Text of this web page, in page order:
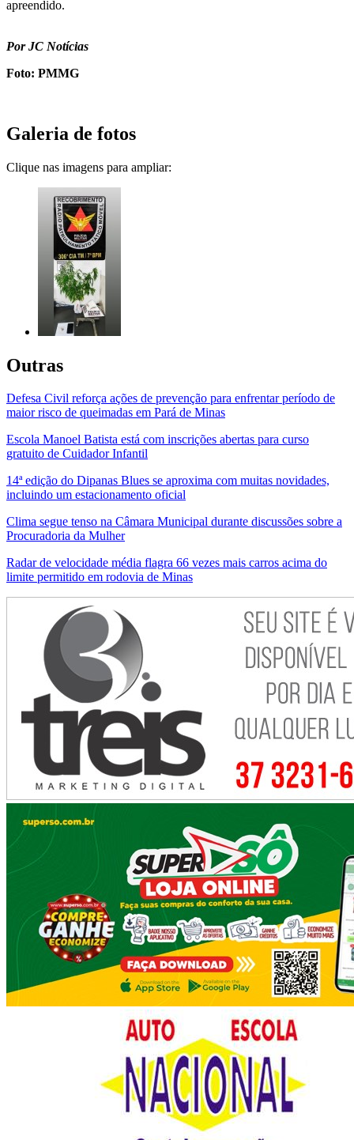
apreendido.
Por JC Notícias
Foto: PMMG
Galeria de fotos
Clique nas imagens para ampliar:
Outras
Defesa Civil reforça ações de prevenção para enfrentar período de
maior risco de queimadas em Pará de Minas
Escola Manoel Batista está com inscrições abertas para curso
gratuito de Cuidador Infantil
14ª edição do Dipanas Blues se aproxima com muitas novidades,
incluindo um estacionamento oficial
Clima segue tenso na Câmara Municipal durante discussões sobre a
Procuradoria da Mulher
Radar de velocidade média flagra 66 vezes mais carros acima do
limite permitido em rodovia de Minas